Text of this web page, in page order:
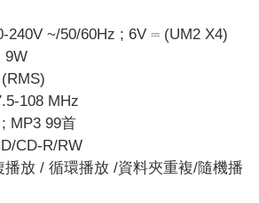
240V ~/50/60Hz ; 6V ⎓ (UM2 X4)
9W
108 MHz
MP3 99首
CD-R/RW
放 / 循環播放 /資料夾重複/隨機播